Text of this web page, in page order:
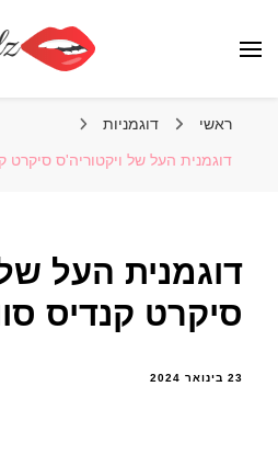
ראשי דוגמניות
דוגמנית העל של ויקטוריה'ס סיקרט
דוגמנית העל
סיקרט קנדיס
23 בינואר 2024